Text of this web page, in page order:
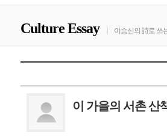
Culture Essay 이승신의 詩로 쓰
이 가을의 서촌 산